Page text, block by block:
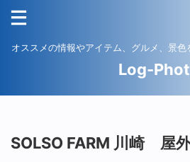
オススメの情報やアイテム、グルメ、景色
Log-
SOLSO FARM 川崎 屋